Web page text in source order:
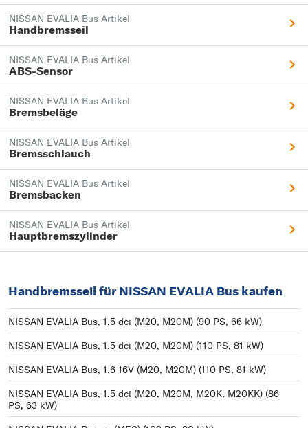
NISSAN EVALIA Bus Artikel
Handbremsseil
NISSAN EVALIA Bus Artikel
ABS-Sensor
NISSAN EVALIA Bus Artikel
Bremsbeläge
NISSAN EVALIA Bus Artikel
Bremsschlauch
NISSAN EVALIA Bus Artikel
Bremsbacken
NISSAN EVALIA Bus Artikel
Hauptbremszylinder
Handbremsseil für NISSAN EVALIA Bus kaufen
NISSAN EVALIA Bus, 1.5 dci (M20, M20M) (90 PS, 66 kW)
NISSAN EVALIA Bus, 1.5 dci (M20, M20M) (110 PS, 81 kW)
NISSAN EVALIA Bus, 1.6 16V (M20, M20M) (110 PS, 81 kW)
NISSAN EVALIA Bus, 1.5 dci (M20, M20M, M20K, M20KK) (86
PS, 63 kW)